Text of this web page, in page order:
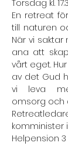
Torsdag kl.
En retreat
till naturen
När vi saktar
ana att
vårt eget.
av det Gud
vi leva
omsorg och
komminister
Helpension 3